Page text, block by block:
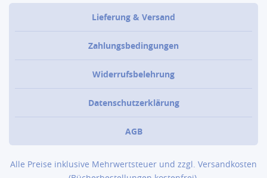
Lieferung & Versand
Zahlungsbedingungen
Widerrufsbelehrung
Datenschutzerklärung
AGB
Alle Preise inklusive Mehrwertsteuer und zzgl. Versandkosten